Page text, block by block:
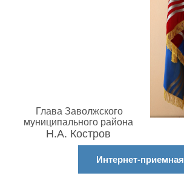
Глава Заволжского
муниципального района
Н.А. Костров
Интернет-приемная